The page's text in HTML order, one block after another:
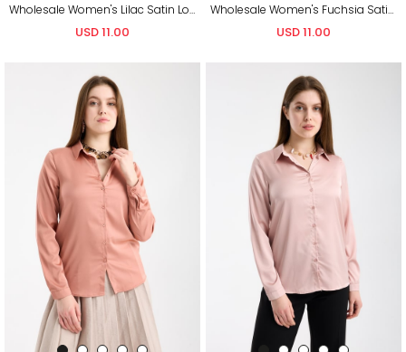
Wholesale Women's Lilac Satin Long-Sleeve Shirt
USD 11.00
Wholesale Women's Fuchsia Satin Long-Sleeve Shirt
USD 11.00